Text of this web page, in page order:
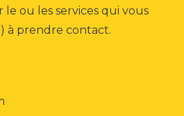
le ou les services qui vous
à prendre contact.